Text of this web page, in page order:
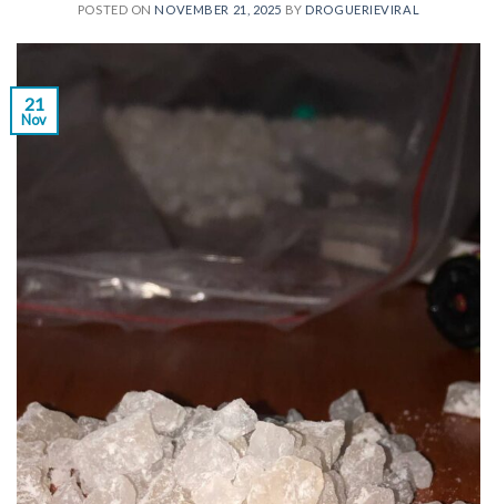
POSTED ON NOVEMBER 21, 2025 BY DROGUERIEVIRAL
21
Nov